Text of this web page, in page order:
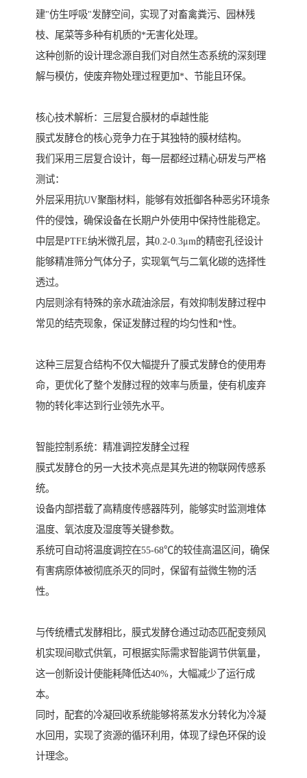
建"仿生呼吸"发酵空间，实现了对畜禽粪污、园林残
枝、尾菜等多种有机质的*无害化处理。
这种创新的设计理念源自我们对自然生态系统的深刻理
解与模仿，使废弃物处理过程更加*、节能且环保。
核心技术解析：三层复合膜材的卓越性能
膜式发酵仓的核心竞争力在于其独特的膜材结构。
我们采用三层复合设计，每一层都经过精心研发与严格
测试：
外层采用抗UV聚酯材料，能够有效抵御各种恶劣环境条
件的侵蚀，确保设备在长期户外使用中保持性能稳定。
中层是PTFE纳米微孔层，其0.2-0.3μm的精密孔径设计
能够精准筛分气体分子，实现氧气与二氧化碳的选择性
透过。
内层则涂有特殊的亲水疏油涂层，有效抑制发酵过程中
常见的结壳现象，保证发酵过程的均匀性和*性。
这种三层复合结构不仅大幅提升了膜式发酵仓的使用寿
命，更优化了整个发酵过程的效率与质量，使有机废弃
物的转化率达到行业领先水平。
智能控制系统：精准调控发酵全过程
膜式发酵仓的另一大技术亮点是其先进的物联网传感系
统。
设备内部搭载了高精度传感器阵列，能够实时监测堆体
温度、氧浓度及湿度等关键参数。
系统可自动将温度调控在55-68℃的较佳高温区间，确保
有害病原体被彻底杀灭的同时，保留有益微生物的活
性。
与传统槽式发酵相比，膜式发酵仓通过动态匹配变频风
机实现间歇式供氧，可根据实际需求智能调节供氧量，
这一创新设计使能耗降低达40%，大幅减少了运行成
本。
同时，配套的冷凝回收系统能够将蒸发水分转化为冷凝
水回用，实现了资源的循环利用，体现了绿色环保的设
计理念。